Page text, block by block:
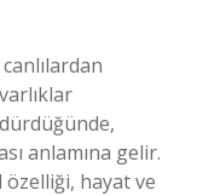
anlamına gelir.
hayat ve